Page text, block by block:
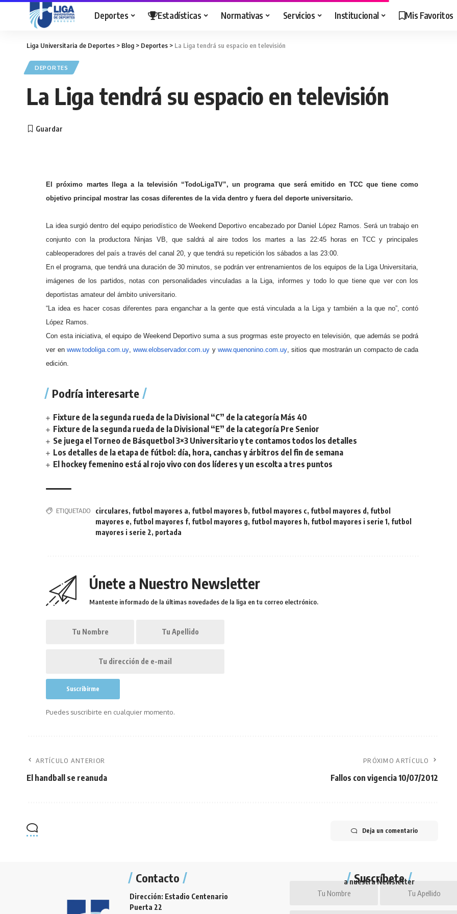
Deportes Estadísticas Normativas Servicios Institucional Mis Favoritos
Liga Universitaria de Deportes > Blog > Deportes > La Liga tendrá su espacio en televisión
DEPORTES
La Liga tendrá su espacio en televisión
El próximo martes llega a la televisión “TodoLigaTV”, un programa que será emitido en TCC que tiene como
objetivo principal mostrar las cosas diferentes de la vida dentro y fuera del deporte universitario.
La idea surgió dentro del equipo periodístico de Weekend Deportivo encabezado por Daniel López Ramos. Será un trabajo en
conjunto con la productora Ninjas VB, que saldrá al aire todos los martes a las 22:45 horas en TCC y principales
cableoperadores del país a través del canal 20, y que tendrá su repetición los sábados a las 23:00.
En el programa, que tendrá una duración de 30 minutos, se podrán ver entrenamientos de los equipos de la Liga Universitaria,
imágenes de los partidos, notas con personalidades vinculadas a la Liga, informes y todo lo que tiene que ver con los
deportistas amateur del ámbito universitario.
“La idea es hacer cosas diferentes para enganchar a la gente que está vinculada a la Liga y también a la que no”, contó
López Ramos.
Con esta iniciativa, el equipo de Weekend Deportivo suma a sus progrmas este proyecto en televisión, que además se podrá
ver enwww.todoliga.com.uy,www.elobservador.com.uy ywww.quenonino.com.uy, sitios que mostrarán un compacto de cada
edición.
Podría interesarte
Fixture de la segunda rueda de la Divisional “C” de la categoría Más 40
Fixture de la segunda rueda de la Divisional “E” de la categoría Pre Senior
Se juega el Torneo de Básquetbol 3×3 Universitario y te contamos todos los detalles
Los detalles de la etapa de fútbol: día, hora, canchas y árbitros del fin de semana
El hockey femenino está al rojo vivo con dos líderes y un escolta a tres puntos
ETIQUETADO circulares, futbol mayores a, futbol mayores b, futbol mayores c, futbol mayores d , futbol
mayores e, futbol mayores f, futbol mayores g, futbol mayores h, futbol mayores i serie 1, futbol
mayores i serie 2, portada
Únete a Nuestro Newsletter
Mantente informado de la últimas novedades de la liga en tu correo electrónico.
Puedes suscribirte en cualquier momento.
ARTÍCULO ANTERIOR
El handball se reanuda
PRÓXIMO ARTÍCULO
Fallos con vigencia 10/07/2012
Deja un comentario
Contacto
Dirección: Estadio Centenario
Puerta 22
Suscríbete
a nuestra Newsletter